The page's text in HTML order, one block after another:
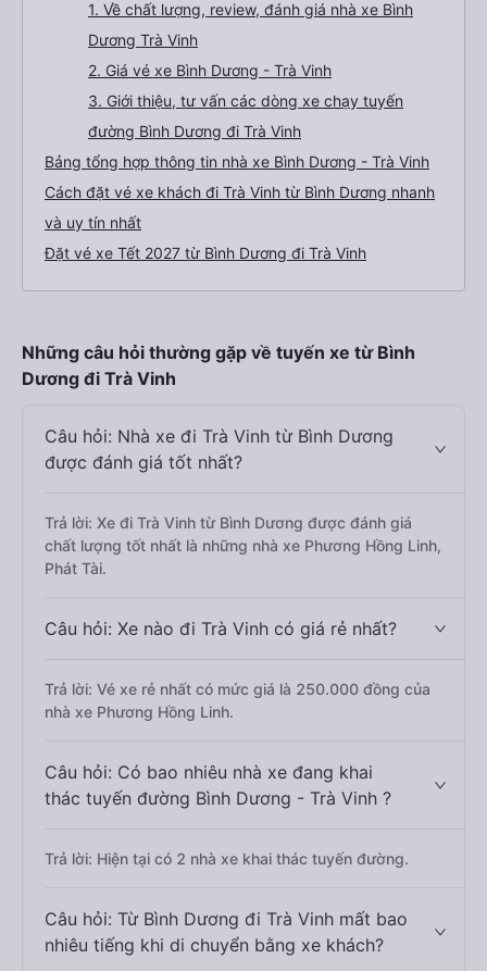
1. Về chất lượng, review, đánh giá nhà xe Bình
Dương Trà Vinh
2. Giá vé xe Bình Dương - Trà Vinh
3. Giới thiệu, tư vấn các dòng xe chạy tuyến
đường Bình Dương đi Trà Vinh
Bảng tổng hợp thông tin nhà xe Bình Dương - Trà Vinh
Cách đặt vé xe khách đi Trà Vinh từ Bình Dương nhanh
và uy tín nhất
Đặt vé xe Tết 2027 từ Bình Dương đi Trà Vinh
Những câu hỏi thường gặp về tuyến xe từ Bình
Dương đi Trà Vinh
Câu hỏi: Nhà xe đi Trà Vinh từ Bình Dương
được đánh giá tốt nhất?
Trả lời: Xe đi Trà Vinh từ Bình Dương được đánh giá
chất lượng tốt nhất là những nhà xe Phương Hồng Linh,
Phát Tài.
Câu hỏi: Xe nào đi Trà Vinh có giá rẻ nhất?
Trả lời: Vé xe rẻ nhất có mức giá là 250.000 đồng của
nhà xe Phương Hồng Linh.
Câu hỏi: Có bao nhiêu nhà xe đang khai
thác tuyến đường Bình Dương - Trà Vinh ?
Trả lời: Hiện tại có 2 nhà xe khai thác tuyến đường.
Câu hỏi: Từ Bình Dương đi Trà Vinh mất bao
nhiêu tiếng khi di chuyển bằng xe khách?